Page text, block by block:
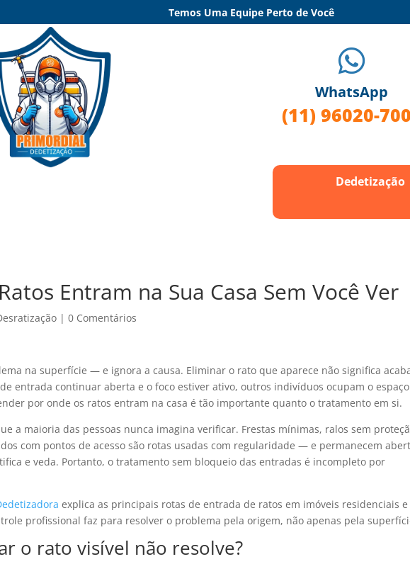
Temos Uma Equipe Perto de Você

WhatsApp
(11) 96020-
Dedetização
Entram na Sua Casa Sem Você Ver
|0 Comentários
na superfície — e ignora a causa. Eliminar o rato que aparece não significa
entrada continuar aberta e o foco estiver ativo, outros indivíduos ocupam o
por onde os ratos entram na casa é tão importante quanto o tratamento em si.
a maioria das pessoas nunca imagina verificar. Frestas mínimas, ralos sem
com pontos de acesso são rotas usadas com regularidade — e permanecem
e veda. Portanto, o tratamento sem bloqueio das entradas é incompleto por
explica as principais rotas de entrada de ratos em imóveis residenciais e
profissional faz para resolver o problema pela origem, não apenas pela
o rato visível não resolve?